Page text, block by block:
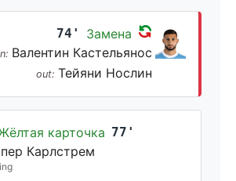
74' Замена
Валентин Кастельянос
out: Тейяни Нослин
карточка 77'
Карлстрем